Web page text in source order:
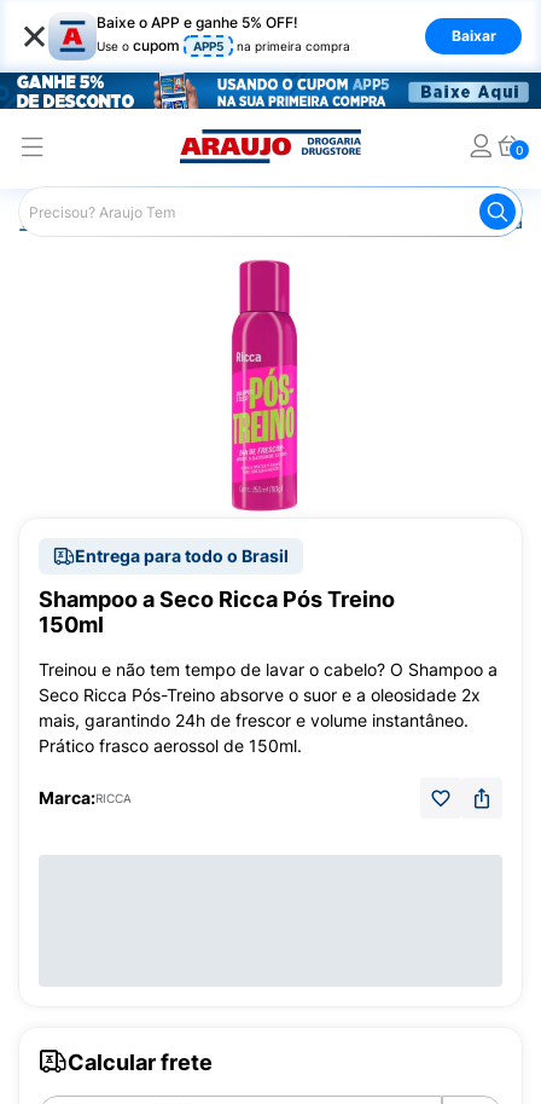
× Baixe o APP e ganhe 5% OFF!
Use o cupom APP5 na primeira compra
Baixar
0
Araujo Cabelo
Entrega para todo o Brasil
Shampoo a Seco Ricca Pós Treino
150ml
Treinou e não tem tempo de lavar o cabelo? O Shampoo a
Seco Ricca Pós-Treino absorve o suor e a oleosidade 2x
mais, garantindo 24h de frescor e volume instantâneo.
Prático frasco aerossol de 150ml.
Marca:RICCA
Calcular frete